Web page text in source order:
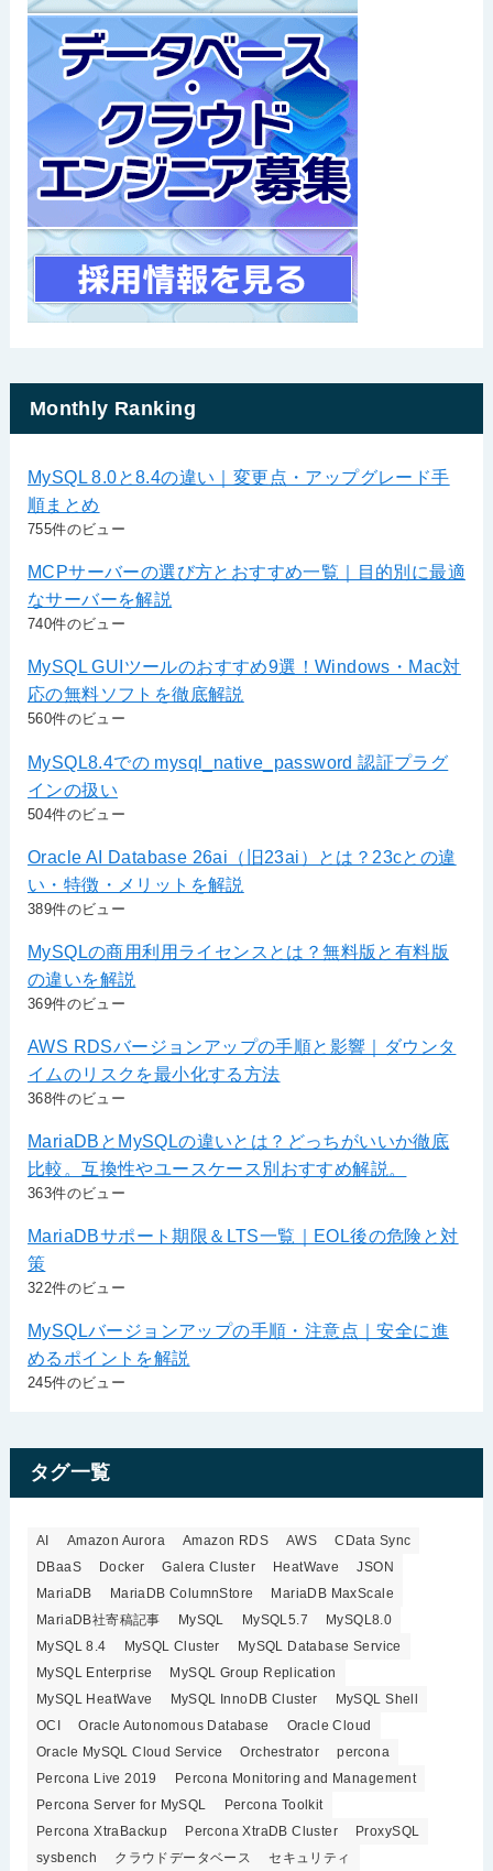
Monthly Ranking
MySQL 8.0と8.4の違い｜変更点・アップグレード手
順まとめ
755件のビュー
MCPサーバーの選び方とおすすめ一覧｜目的別に最適
なサーバーを解説
740件のビュー
MySQL GUIツールのおすすめ9選！Windows・Mac対
応の無料ソフトを徹底解説
560件のビュー
MySQL8.4での mysql_native_password 認証プラグ
インの扱い
504件のビュー
Oracle AI Database 26ai（旧23ai）とは？23cとの違
い・特徴・メリットを解説
389件のビュー
MySQLの商用利用ライセンスとは？無料版と有料版
の違いを解説
369件のビュー
AWS RDSバージョンアップの手順と影響｜ダウンタ
イムのリスクを最小化する方法
368件のビュー
MariaDBとMySQLの違いとは？どっちがいいか徹底
比較。互換性やユースケース別おすすめ解説。
363件のビュー
MariaDBサポート期限＆LTS一覧｜EOL後の危険と対
策
322件のビュー
MySQLバージョンアップの手順・注意点｜安全に進
めるポイントを解説
245件のビュー
タグ一覧
AI Amazon Aurora Amazon RDS AWS
CData Sync
DBaaS
Docker Galera Cluster HeatWave
JSON
MariaDB
MariaDB ColumnStore
MariaDB MaxScale
MariaDB社寄稿記事
MySQL MySQL5.7
MySQL8.0
MySQL 8.4
MySQL Cluster
MySQL Database Service
MySQL Enterprise
MySQL Group Replication
MySQL HeatWave
MySQL InnoDB Cluster
MySQL Shell
OCI
Oracle Autonomous Database
Oracle Cloud
Oracle MySQL Cloud Service
Orchestrator
percona
Percona Live 2019
Percona Monitoring and Management
Percona Server for MySQL
Percona Toolkit
Percona XtraBackup
Percona XtraDB Cluster
ProxySQL
sysbench
クラウドデータベース
セキュリティ